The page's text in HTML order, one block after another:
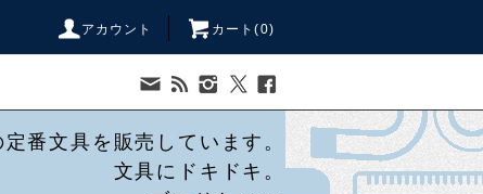
アカウント カート(0)
番文具を販売しています。
文具にドキドキ。